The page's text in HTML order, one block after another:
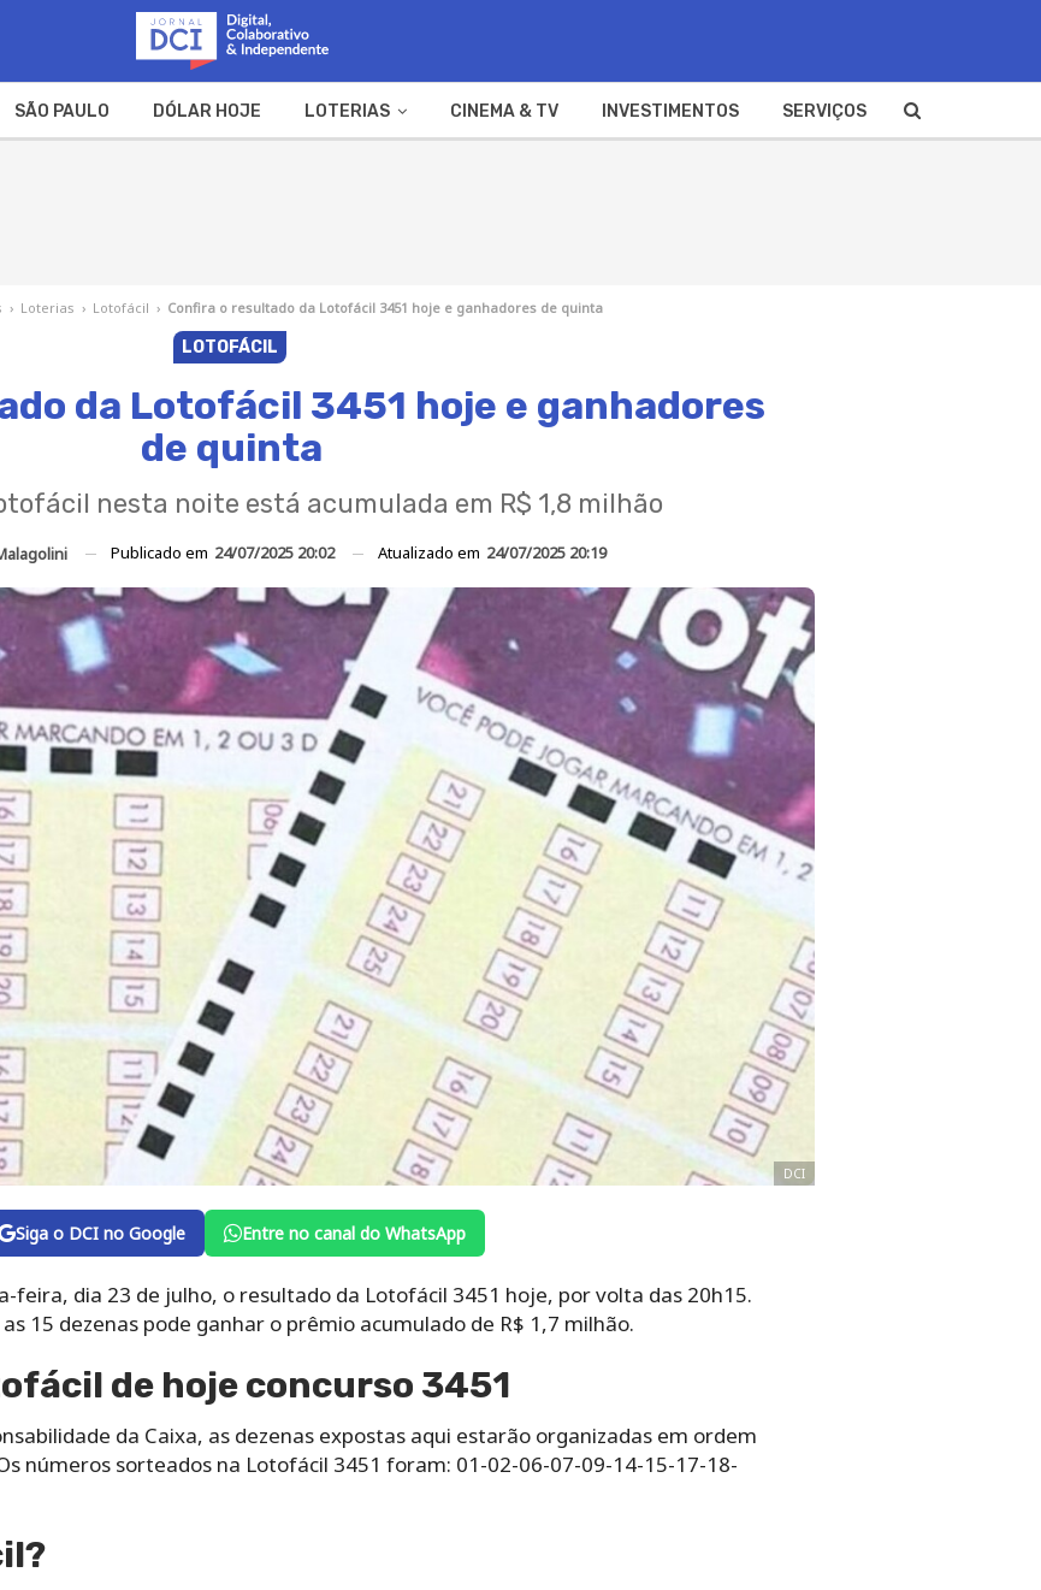
SÃO PAULO DÓLAR HOJE LOTERIAS CINEMA & TV INVESTIMENTOS SERVIÇOS
› Loterias › Lotofácil › Confira o resultado da Lotofácil 3451 hoje e ganhadores de quinta
LOTOFÁCIL
da Lotofácil 3451 hoje e ganhadores
de quinta
nesta noite está acumulada em R$ 1,8 milhão
Publicado em 24/07/2025 20:02 Atualizado em 24/07/2025 20:19
DCI
Siga o DCI no Google Entre no canal do WhatsApp
feira, dia 23 de julho, o resultado da Lotofácil 3451 hoje, por volta das 20h15.
15 dezenas pode ganhar o prêmio acumulado de R$ 1,7 milhão.
de hoje concurso 3451
da Caixa, as dezenas expostas aqui estarão organizadas em ordem
números sorteados na Lotofácil 3451 foram: 01-02-06-07-09-14-15-17-18-